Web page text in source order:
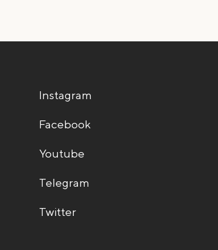
Instagram
Facebook
Youtube
Telegram
Twitter